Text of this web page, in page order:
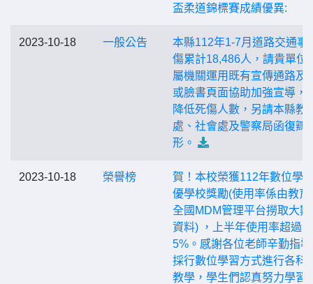
盃柔道錦標賽成績優異:
2023-10-18 一般公告
本縣112年1-7月道路交通事
傷累計18,486人，請貴單位
屬機關運用既有宣傳通路及
或臉書頁面協助加強宣導，
降低死傷人數，另請本縣教
處、社會處及警察局函復辧
形。
2023-10-18 榮譽榜
賀！本校榮獲112年數位學
優學校獎勵(使用率係由教育
全國MDM管理平台撈取大數
資料) ，上半年使用率超過9
5%。感謝各位老師辛勤指
採行數位學習方式進行各科
教學，學生們認真努力學習